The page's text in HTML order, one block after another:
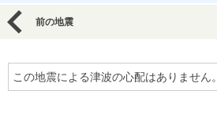
前の地震
この地震による津波の心配はありません。